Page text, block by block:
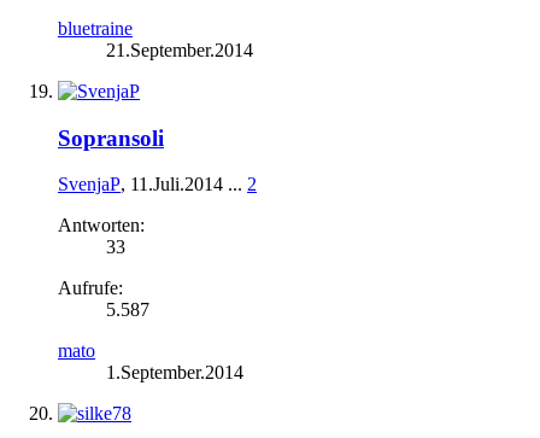
bluetraine
21.September.2014
Sopransoli
SvenjaP, 11.Juli.2014 ... 2
Antworten:
33
Aufrufe:
5.587
mato
1.September.2014